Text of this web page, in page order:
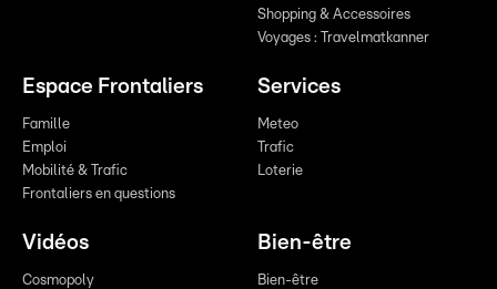
Shopping & Accessoires
Voyages : Travelmatkanner
Espace Frontaliers
Famille
Emploi
Mobilité & Trafic
Frontaliers en questions
Services
Meteo
Trafic
Loterie
Vidéos
Cosmopoly
Bien-être
Bien-être